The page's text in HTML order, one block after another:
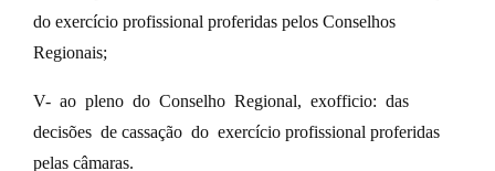
do exercício profissional proferidas pelos Conselhos
Regionais;
V- ao pleno do Conselho Regional, exofficio: das
decisões de cassação do exercício profissional proferidas
pelas câmaras.